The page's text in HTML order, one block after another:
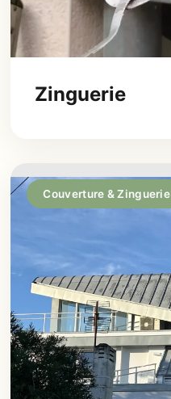
Zinguerie
Couverture & Zinguerie